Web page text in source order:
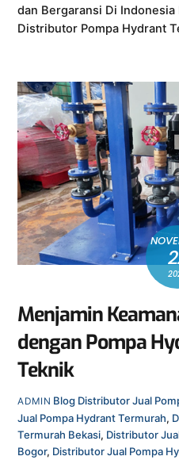
dan Bergaransi Di
Distributor Pompa Hydrant
Menjamin
dengan Pompa
Teknik
ADMIN Blog Distributor Jual
Jual Pompa Hydrant Termurah,
Termurah Bekasi, Distributor
Bogor, Distributor Jual Pompa